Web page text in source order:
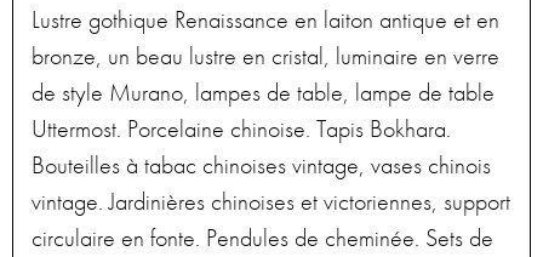
Lustre gothique Renaissance en laiton antique et en
bronze, un beau lustre en cristal, luminaire en verre
de style Murano, lampes de table, lampe de table
Uttermost. Porcelaine chinoise. Tapis Bokhara.
Bouteilles à tabac chinoises vintage, vases chinois
vintage. Jardinières chinoises et victoriennes, support
circulaire en fonte. Pendules de cheminée. Sets de